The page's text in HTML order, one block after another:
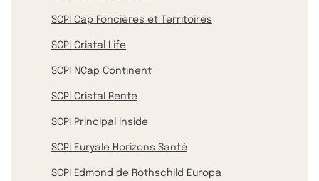
SCPI Cap Foncières et Territoires
SCPI Cristal Life
SCPI NCap Continent
SCPI Cristal Rente
SCPI Principal Inside
SCPI Euryale Horizons Santé
SCPI Edmond de Rothschild Europa